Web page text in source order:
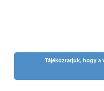
Tájékoztatjuk, hogy